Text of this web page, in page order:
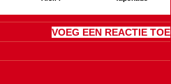
VOEG EEN REACTIE TOE